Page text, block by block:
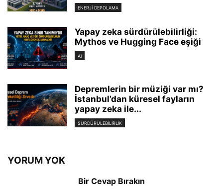
ENERJI DEPOLAMA
Yapay zeka sürdürülebilirliği:
Mythos ve Hugging Face eşiği
AI
Depremlerin bir müziği var mı?
İstanbul’dan küresel fayların
yapay zeka ile...
SÜRDÜRÜLEBILIRLIK
YORUM YOK
Bir Cevap Bırakın